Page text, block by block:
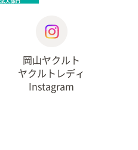
岡山ヤクルト
ヤクルトレディ
Instagram